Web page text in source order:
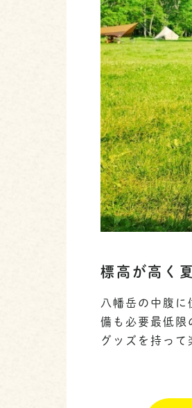
標高が高く
八幡岳の中腹に
備も必要最低限
グッズを持って